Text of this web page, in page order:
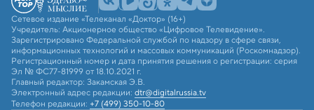
Сетевое издание «Телеканал «Доктор» (16+)
Учредитель: Акционерное общество «Цифровое Телевидение».
Зарегистрировано Федеральной службой по надзору в сфере связи,
информационных технологий и массовых коммуникаций (Роскомнадзор).
Регистрационный номер и дата принятия решения о регистрации: серия
Эл № ФС77-81999 от 18.10.2021 г.
Главный редактор: Закамская Э.В.
Электронный адрес редакции: dtr@digitalrussia.tv
Телефон редакции: +7 (499) 350-10-80